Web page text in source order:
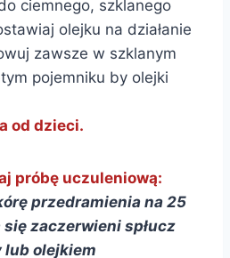
ciemnego, szklanego
olejku na działanie
zawsze w szklanym
pojemniku by olejki
od dzieci.
próbę uczuleniową:
przedramienia na 25
zaczerwieni spłucz
lub olejkiem